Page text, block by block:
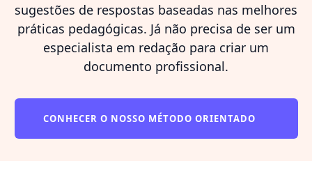
sugestões de respostas baseadas nas melhores
práticas pedagógicas. Já não precisa de ser um
especialista em redação para criar um
documento profissional.
CONHECER O NOSSO MÉTODO ORIENTADO